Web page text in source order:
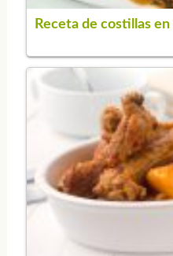
Receta de costillas en